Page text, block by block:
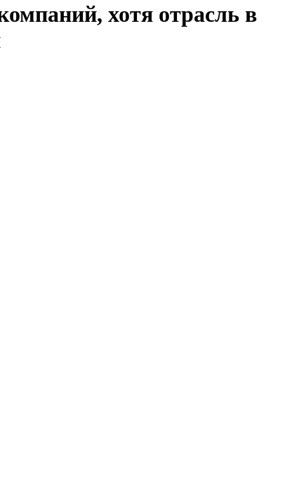
хотя отрасль в